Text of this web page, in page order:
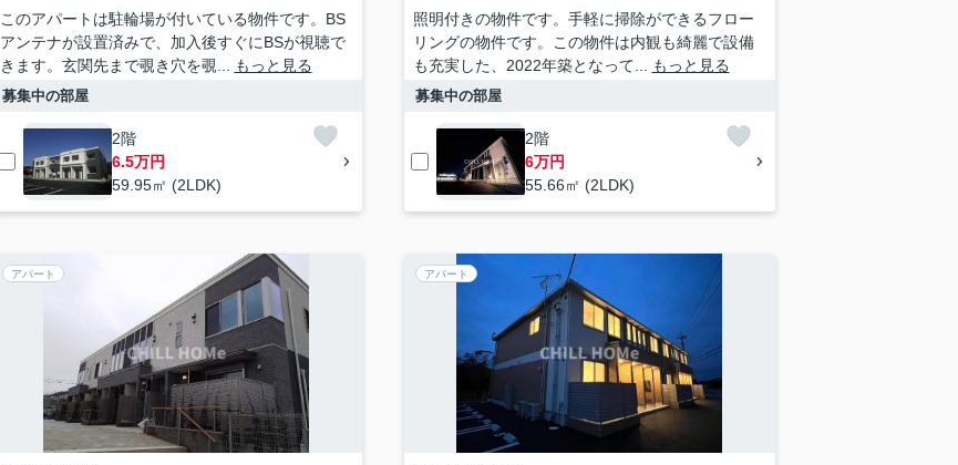
このアパートは駐輪場が付いている物件です。BS
アンテナが設置済みで、加入後すぐにBSが視聴で
きます。玄関先まで覗き穴を覗...
もっと見る
募集中の部屋
2階
6.5万円
59.95㎡ (2LDK)
照明付きの物件です。手軽に掃除ができるフロー
リングの物件です。この物件は内観も綺麗で設備
も充実した、2022年築となって...
もっと見る
募集中の部屋
2階
6万円
55.66㎡ (2LDK)
アパート アパート